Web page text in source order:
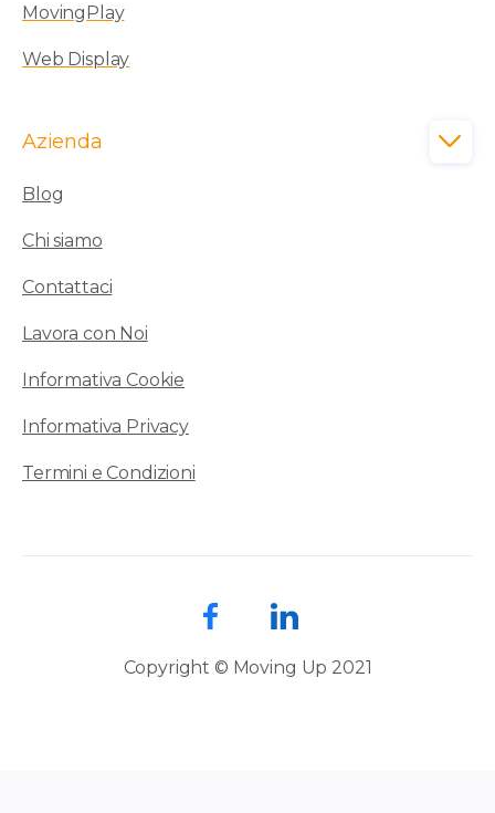
MovingPlay
Web Display
Azienda 
Blog
Chi siamo
Contattaci
Lavora con Noi
Informativa Cookie
Informativa Privacy
Termini e Condizioni
Copyright © Moving Up 2021